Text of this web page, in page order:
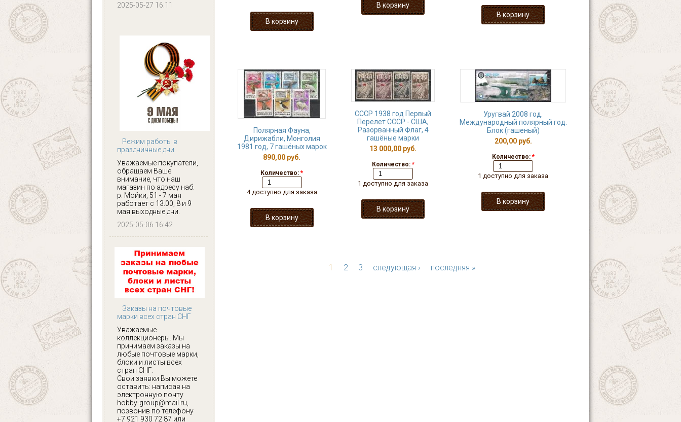
2025-05-27 16:11
Режим работы в
праздничные дни
Уважаемые покупатели,
обращаем Ваше
внимание, что наш
магазин по адресу наб.
р. Мойки, 51 - 7 мая
работает с 13.00, 8 и 9
мая выходные дни.
2025-05-06 16:42
Заказы на почтовые
марки всех стран СНГ
Уважаемые
коллекционеры. Мы
принимаем заказы на
любые почтовые марки,
блоки и листы всех
стран СНГ.
Свои заявки Вы можете
оставить: написав на
электронную почту
hobby-group@mail.ru,
позвонив по телефону
+7 921 930 72 87 или
Полярная Фауна,
Дирижабли, Монголия
1981 год, 7 гашёных марок
890,00 руб.
Количество: *
4 доступно для заказа
СССР 1938 год Первый
Перелет СССР - США,
Разорванный Флаг, 4
гашёные марки
13 000,00 руб.
Количество: *
1 доступно для заказа
Уругвай 2008 год.
Международный полярный год.
Блок (гашеный)
200,00 руб.
Количество: *
1 доступно для заказа
1 2 3 следующая › последняя »